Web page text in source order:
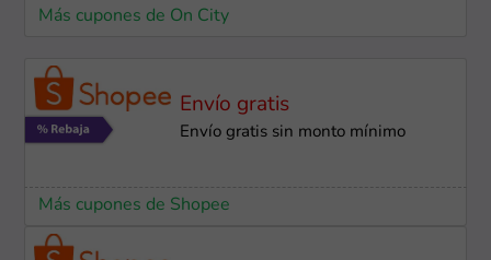
Más cupones de On City
Envío gratis
Envío gratis sin monto mínimo
Más cupones de Shopee